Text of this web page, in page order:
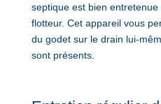
septique est bien
flotteur. Cet appareil vous
du godet sur le drain lui-
sont présents.